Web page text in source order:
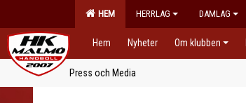
HEM HERRLAG DAMLAG
Hem Nyheter Om klubben
Press och Media